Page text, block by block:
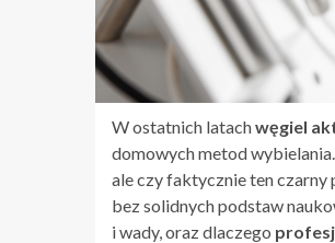
W ostatnich latachwęgiel
domowych metod
ale czy faktycznie ten
bez solidnych podstaw
i wady, oraz dlaczego